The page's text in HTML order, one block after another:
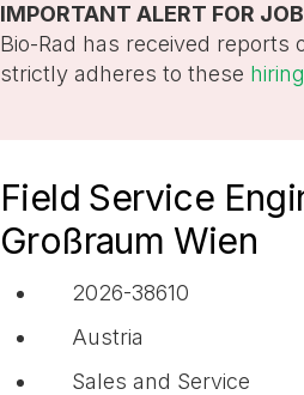
location,
department,
category,
IMPORTANT ALERT FOR
Bio-Rad has received reports
strictly adheres to these
Field Service
Großraum Wien
2026-38610
Austria
Sales and Service